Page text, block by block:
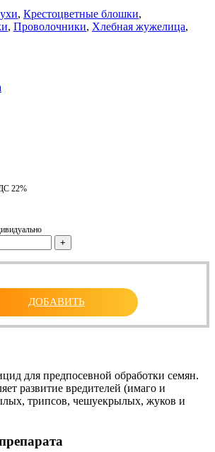
, Крестоцветные блошки,
, Проволочники, Хлебная жужелица,
22%
+
ДОБАВИТЬ
для предпосевной обработки семян.
развитие вредителей (имаго и
трипсов, чешуекрылых, жуков и